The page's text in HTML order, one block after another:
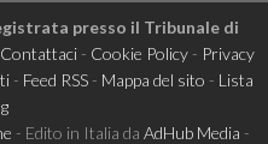
presso il Tribunale di
Contattaci- Cookie Policy- Privacy
- Feed RSS- Mappa del sito - Lista
- Edito in Italia da AdHub Media -